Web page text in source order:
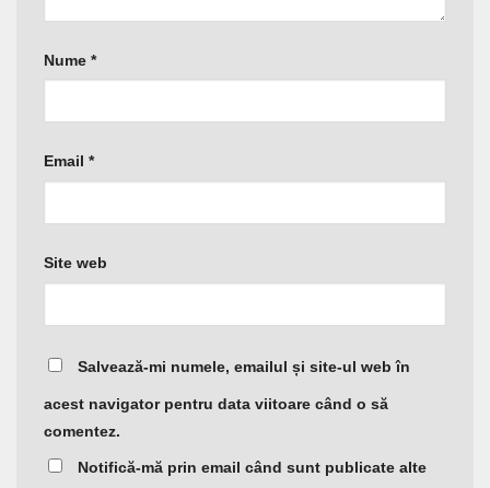
Nume *
Email *
Site web
Salvează-mi numele, emailul și site-ul web în
acest navigator pentru data viitoare când o să
comentez.
Notifică-mă prin email când sunt publicate alte